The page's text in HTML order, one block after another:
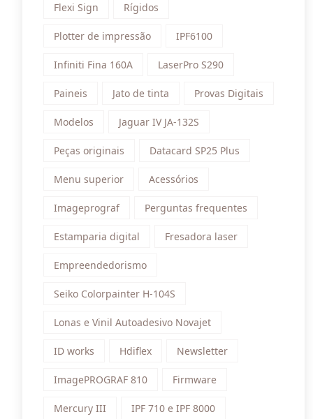
Flexi Sign Rígidos
Plotter de impressão IPF6100
Infiniti Fina 160A LaserPro S290
Paineis Jato de tinta Provas Digitais
Modelos Jaguar IV JA-132S
Peças originais Datacard SP25 Plus
Menu superior Acessórios
Imageprograf Perguntas frequentes
Estamparia digital Fresadora laser
Empreendedorismo
Seiko Colorpainter H-104S
Lonas e Vinil Autoadesivo Novajet
ID works Hdiflex Newsletter
ImagePROGRAF 810 Firmware
Mercury III IPF 710 e IPF 8000